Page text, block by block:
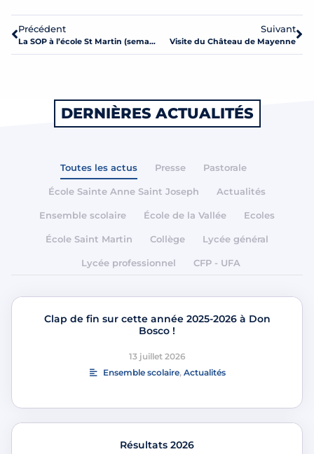
Précédent
La SOP à l’école St Martin (semaine du 3 au 7 avril)
Suivant
Visite du Château de Mayenne
DERNIÈRES ACTUALITÉS
Toutes les actus Presse Pastorale
École Sainte Anne Saint Joseph Actualités
Ensemble scolaire École de la Vallée Ecoles
École Saint Martin Collège Lycée général
Lycée professionnel CFP - UFA
Clap de fin sur cette année 2025-2026 à Don
Bosco !
13 juillet 2026
Ensemble scolaire, Actualités
Résultats 2026